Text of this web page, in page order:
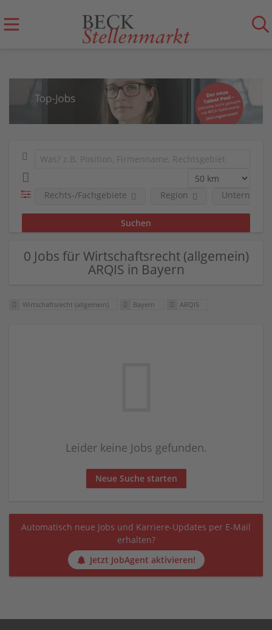
Rechts-/Fachgebiete Region
0 Jobs für Wirtschaftsrecht (allgemein)
ARQIS in Bayern
Wirtschaftsrecht (allgemein) Bayern ARQIS
Leider keine Jobs gefunden.
Neue Suche starten
Automatisch neue Jobs und Karriere-Updates per E-Mail
erhalten?
Jetzt JobAgent aktivieren!